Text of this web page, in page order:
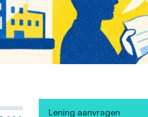
Lening aanvragen